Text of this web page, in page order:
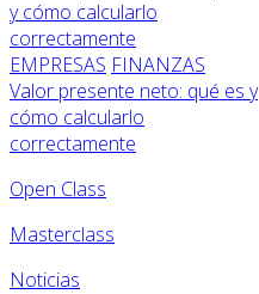
EMPRESAS FINANZAS
Valor presente neto: qué es y
cómo calcularlo
correctamente
Open Class
Masterclass
Noticias